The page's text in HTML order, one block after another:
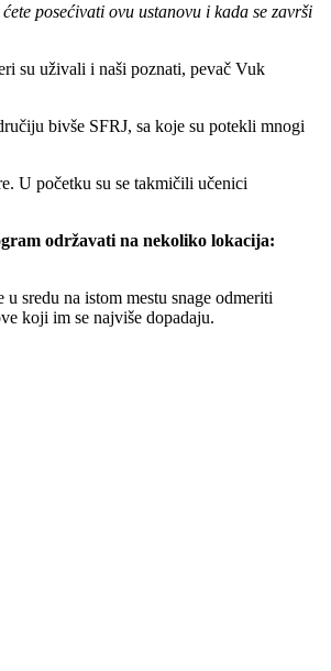
posećivati ovu ustanovu i kada se završi
su uživali i naši poznati, pevač Vuk
bivše SFRJ, sa koje su potekli mnogi
U početku su se takmičili učenici
održavati na nekoliko lokacija:
sredu na istom mestu snage odmeriti
koji im se najviše dopadaju.